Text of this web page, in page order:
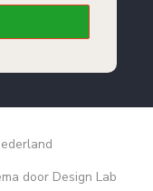
door Design Lab